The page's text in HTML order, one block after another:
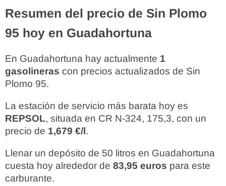
Resumen del precio de Sin Plomo
95 hoy en Guadahortuna
En Guadahortuna hay actualmente 1
gasolineras con precios actualizados de Sin
Plomo 95.
La estación de servicio más barata hoy es
REPSOL, situada en CR N-324, 175,3, con un
precio de 1,679 €/l.
Llenar un depósito de 50 litros en Guadahortuna
cuesta hoy alrededor de 83,95 euros para este
carburante.